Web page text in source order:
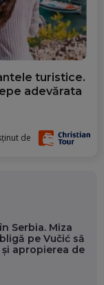
turistice.
adevărata
de
Serbia. Miza
pe Vučić să
apropierea de